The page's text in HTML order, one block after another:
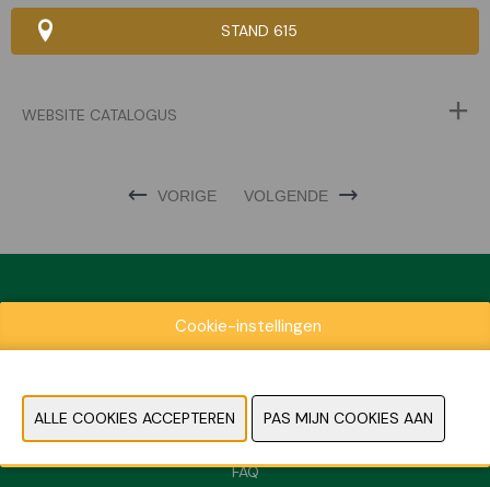
STAND 615
WEBSITE CATALOGUS
VORIGE VOLGENDE
Exposantenlijst
Contact
Pers- en beeldmateriaal
FAQ
Cookie-instellingen